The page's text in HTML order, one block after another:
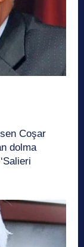
Coşar
dolma